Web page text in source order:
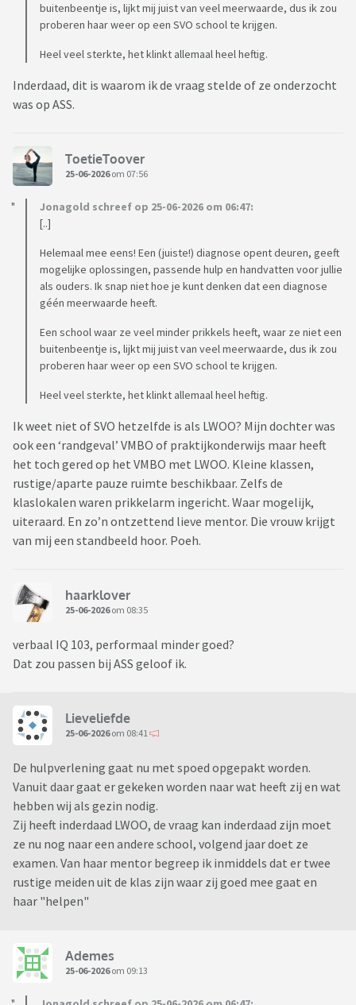
buitenbeentje is, lijkt mij juist van veel meerwaarde, dus ik zou
proberen haar weer op een SVO school te krijgen.
Heel veel sterkte, het klinkt allemaal heel heftig.
Inderdaad, dit is waarom ik de vraag stelde of ze onderzocht
was op ASS.
ToetieToover
25-06-2026om 07:56
Jonagold schreef op 25-06-2026 om 06:47:
[..]
Helemaal mee eens! Een (juiste!) diagnose opent deuren, geeft
mogelijke oplossingen, passende hulp en handvatten voor jullie
als ouders. Ik snap niet hoe je kunt denken dat een diagnose
géén meerwaarde heeft.
Een school waar ze veel minder prikkels heeft, waar ze niet een
buitenbeentje is, lijkt mij juist van veel meerwaarde, dus ik zou
proberen haar weer op een SVO school te krijgen.
Heel veel sterkte, het klinkt allemaal heel heftig.
Ik weet niet of SVO hetzelfde is als LWOO? Mijn dochter was
ook een ‘randgeval’ VMBO of praktijkonderwijs maar heeft
het toch gered op het VMBO met LWOO. Kleine klassen,
rustige/aparte pauze ruimte beschikbaar. Zelfs de
klaslokalen waren prikkelarm ingericht. Waar mogelijk,
uiteraard. En zo’n ontzettend lieve mentor. Die vrouw krijgt
van mij een standbeeld hoor. Poeh.
haarklover
25-06-2026om 08:35
verbaal IQ 103, performaal minder goed?
Dat zou passen bij ASS geloof ik.
Lieveliefde
25-06-2026om 08:41
De hulpverlening gaat nu met spoed opgepakt worden.
Vanuit daar gaat er gekeken worden naar wat heeft zij en wat
hebben wij als gezin nodig.
Zij heeft inderdaad LWOO, de vraag kan inderdaad zijn moet
ze nu nog naar een andere school, volgend jaar doet ze
examen. Van haar mentor begreep ik inmiddels dat er twee
rustige meiden uit de klas zijn waar zij goed mee gaat en
haar "helpen"
Ademes
25-06-2026om 09:13